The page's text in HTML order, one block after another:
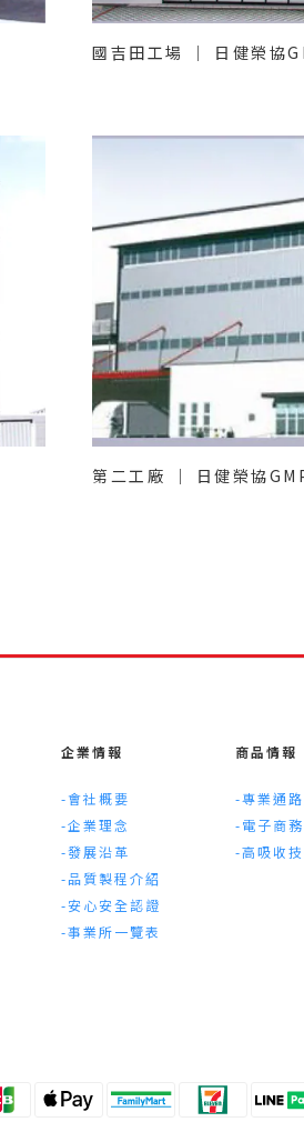
國吉田工場 ｜ 日健榮協
第二工廠 ｜ 日健榮協
企業情報
-會社概要
-企業理念
-發展沿革
-品質製程介紹
-安心安全認證
-事業所一覽表
商品情報
-專業通
-電子商
-高吸收